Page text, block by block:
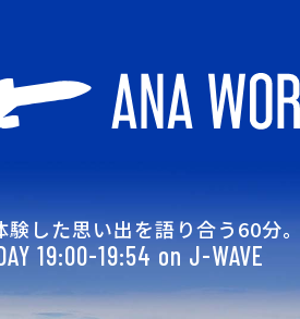
した思い出を語り合う60分。
19:00-19:54 on J-WAVE